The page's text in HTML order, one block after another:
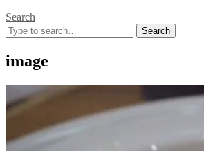
Search
Search
for:
image